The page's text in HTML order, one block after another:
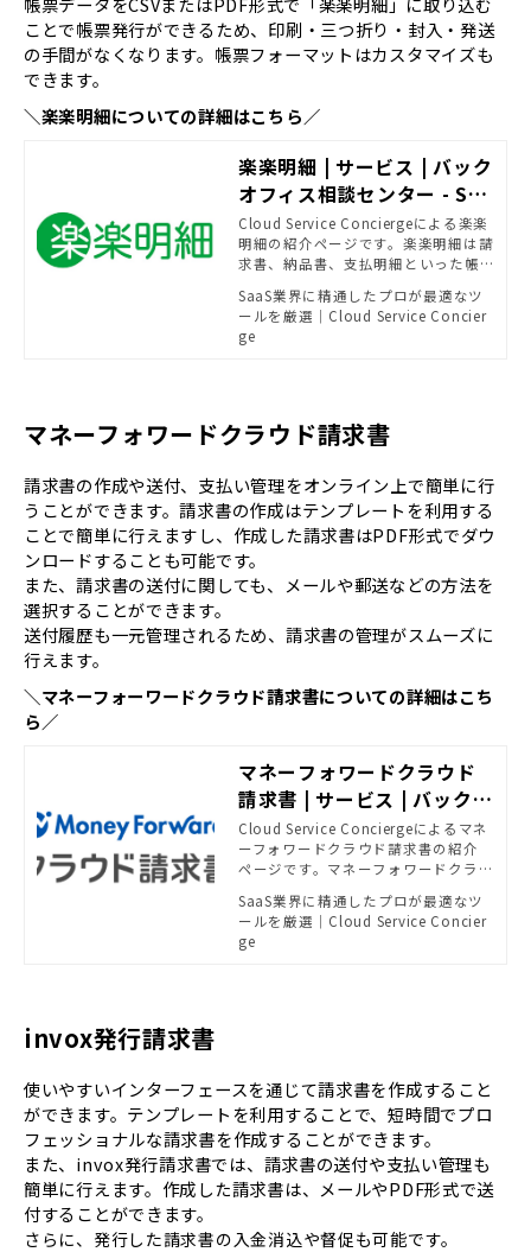
ことで帳票発行ができるため、印刷・三つ折り・封入・発送
の手間がなくなります。帳票フォーマットはカスタマイズも
できます。
＼楽楽明細についての詳細はこちら／
楽楽明細 | サービス | バック
オフィス相談センター - SB
C&Sがおすすめする法務・
経理ソリューション | powe
red by Cloud Service Co
ncierge
Cloud Service Conciergeによる楽楽
明細の紹介ページです。楽楽明細は請
求書、納品書、支払明細といった帳
型のシステムです。帳票データを取り
込むだけで、顧客に応じて「WEB」
「メール添付」「郵送」「FAX」のい
SaaS業界に精通したプロが最適なツ
ールを厳選｜Cloud Service Concier
ge
マネーフォワードクラウド請求書
請求書の作成や送付、支払い管理をオンライン上で簡単に行
うことができます。請求書の作成はテンプレートを利用する
ことで簡単に行えますし、作成した請求書はPDF形式でダウ
ンロードすることも可能です。
また、請求書の送付に関しても、メールや郵送などの方法を
選択することができます。
​​​​​​​送付履歴も一元管理されるため、請求書の管理がスムーズに
行えます。
＼マネーフォーワードクラウド請求書についての詳細はこち
ら／
マネーフォワードクラウド
請求書 | サービス | バックオ
フィス相談センター - SB C
&Sがおすすめする法務・経
理ソリューション | powere
d by Cloud Service Conci
erge
Cloud Service Conciergeによるマネ
ーフォワードクラウド請求書の紹介
ページです。マネーフォワードクラウ
受取がまとめて管理できるクラウド
請求書ソフトです。請求書業務の効率
化を実現します。
SaaS業界に精通したプロが最適なツ
ールを厳選｜Cloud Service Concier
ge
invox発行請求書
使いやすいインターフェースを通じて請求書を作成すること
ができます。テンプレートを利用することで、短時間でプロ
フェッショナルな請求書を作成することができます。
また、invox発行請求書では、請求書の送付や支払い管理も
簡単に行えます。作成した請求書は、メールやPDF形式で送
付することができます。
さらに、発行した請求書の入金消込や督促も可能です。